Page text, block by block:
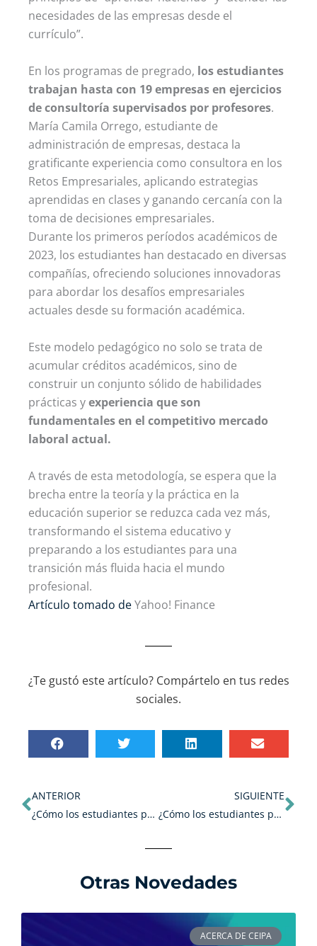
necesidades de las empresas desde el
currículo”.
En los programas de pregrado, los estudiantes
trabajan hasta con 19 empresas en ejercicios
de consultoría supervisados por profesores.
María Camila Orrego, estudiante de
administración de empresas, destaca la
gratificante experiencia como consultora en los
Retos Empresariales, aplicando estrategias
aprendidas en clases y ganando cercanía con la
toma de decisiones empresariales.
Durante los primeros períodos académicos de
2023, los estudiantes han destacado en diversas
compañías, ofreciendo soluciones innovadoras
para abordar los desafíos empresariales
actuales desde su formación académica.
Este modelo pedagógico no solo se trata de
acumular créditos académicos, sino de
construir un conjunto sólido de habilidades
prácticas yexperiencia que son
fundamentales en el competitivo mercado
laboral actual.
A través de esta metodología, se espera que la
brecha entre la teoría y la práctica en la
educación superior se reduzca cada vez más,
transformando el sistema educativo y
preparando a los estudiantes para una
transición más fluida hacia el mundo
profesional.
Artículo tomado deYahoo! Finance
¿Te gustó este artículo? Compártelo en tus redes
sociales.
ANTERIOR
¿Cómo los estudiantes pueden adquirir experiencia laboral desde el inicio de clases?
SIGUIENTE
¿Cómo los estudiantes pueden adquirir experiencia laboral desde el inicio de clases?
Otras Novedades
ACERCA DE CEIPA